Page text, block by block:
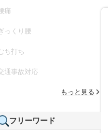
痛
っくり腰
ち打ち
通事故対応
もっと見る
フリーワード